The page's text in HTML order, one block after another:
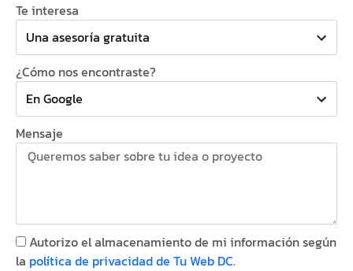
Te interesa
¿Cómo nos encontraste?
Mensaje
Autorizo el almacenamiento de mi información según
la política de privacidad de Tu Web DC.